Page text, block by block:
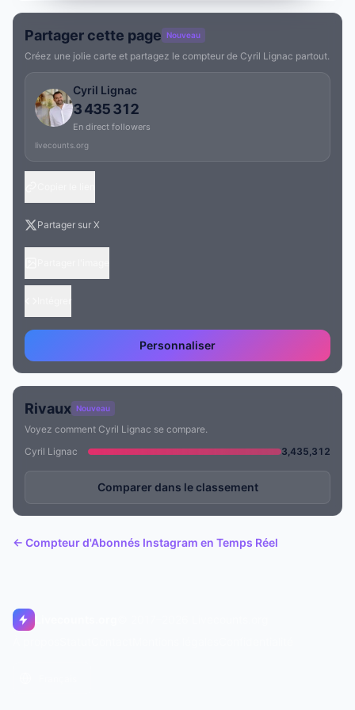
Partager cette page Nouveau
Créez une jolie carte et partagez le compteur de Cyril Lignac partout.
Cyril Lignac
3 435 312
En direct followers
livecounts.org
Partager sur X
Personnaliser
Rivaux Nouveau
Voyez comment Cyril Lignac se compare.
Cyril Lignac
3,435,312
Comparer dans le classement
← Compteur d'Abonnés Instagram en Temps Réel